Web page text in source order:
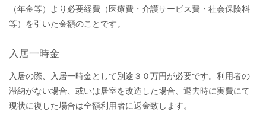
（年金等）より必要経費（医療費・介護サービス費・社会保険料
等）を引いた金額のことです。
入居一時金
入居の際、入居一時金として別途３０万円が必要です。利用者の
滞納がない場合、或いは居室を改造した場合、退去時に実費にて
現状に復した場合は全額利用者に返金致します。